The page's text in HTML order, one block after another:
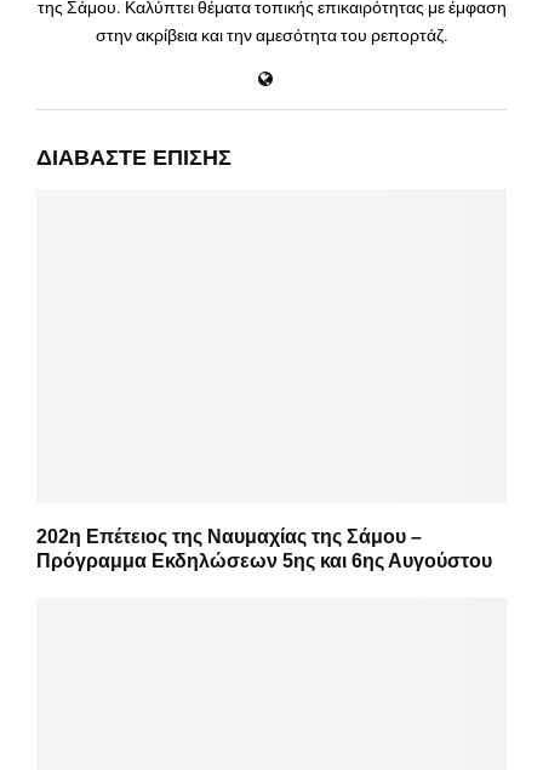
της Σάμου. Καλύπτει θέματα τοπικής επικαιρότητας με έμφαση
στην ακρίβεια και την αμεσότητα του ρεπορτάζ.
ΔΙΑΒΆΣΤΕ ΕΠΊΣΗΣ
202η Επέτειος της Ναυμαχίας της Σάμου –
Πρόγραμμα Εκδηλώσεων 5ης και 6ης Αυγούστου